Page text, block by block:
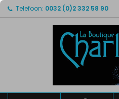
Telefoon: 0032 (0)2 332 58 90
Mijn
Maak een lijst
Maak een
Verlanglijst naam
Inloggen
U moet ingelogd zijn om